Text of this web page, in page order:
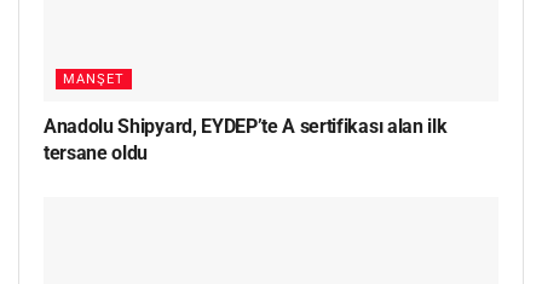
MANŞET
Anadolu Shipyard, EYDEP’te A sertifikası alan ilk
tersane oldu